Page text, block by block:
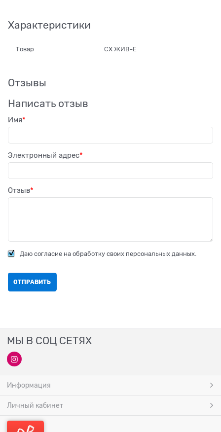
Характеристики
Товар СХ ЖИВ-Е
Отзывы
Написать отзыв
Имя
Электронный адрес
Отзыв
Даю согласие на обработку своих персональных данных.
МЫ В СОЦ СЕТЯХ
Информация
Личный кабинет